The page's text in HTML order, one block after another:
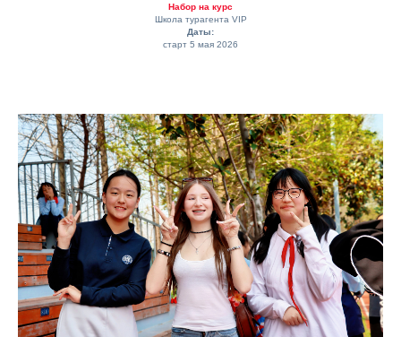
Набор на курс
Школа турагента VIP
Даты:
старт 5 мая 2026